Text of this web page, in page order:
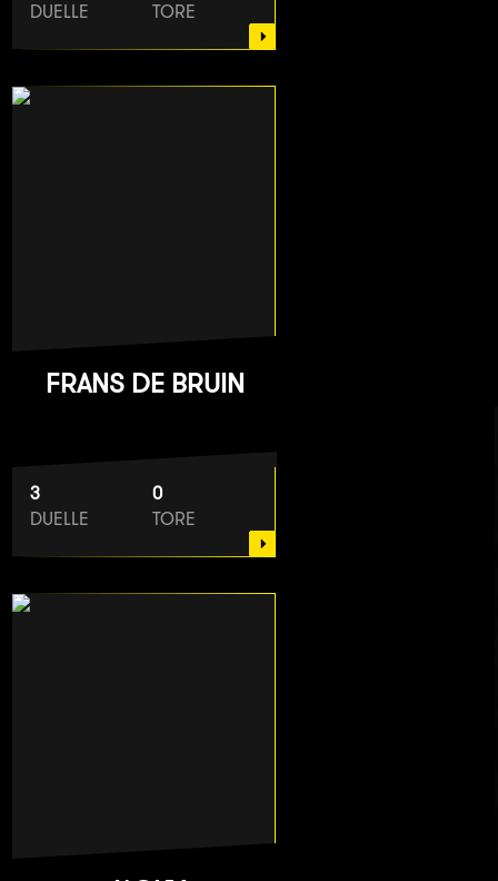
DUELLE
TORE
FRANS DE BRUIN
3
DUELLE
0
TORE